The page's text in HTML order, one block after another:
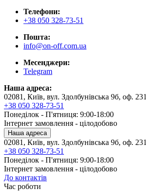
Телефони:
+38 050 328-73-51
Пошта:
info@on-off.com.ua
Месенджери:
Telegram
Наша адреса:
02081, Київ, вул. Здолбунівська 9б, оф. 231
+38 050 328-73-51
Понеділок - П'ятниця: 9:00-18:00
Інтернет замовлення - цілодобово
Наша адреса
02081, Київ, вул. Здолбунівська 9б, оф. 231
+38 050 328-73-51
Понеділок - П'ятниця: 9:00-18:00
Інтернет замовлення - цілодобово
До контактів
Час роботи